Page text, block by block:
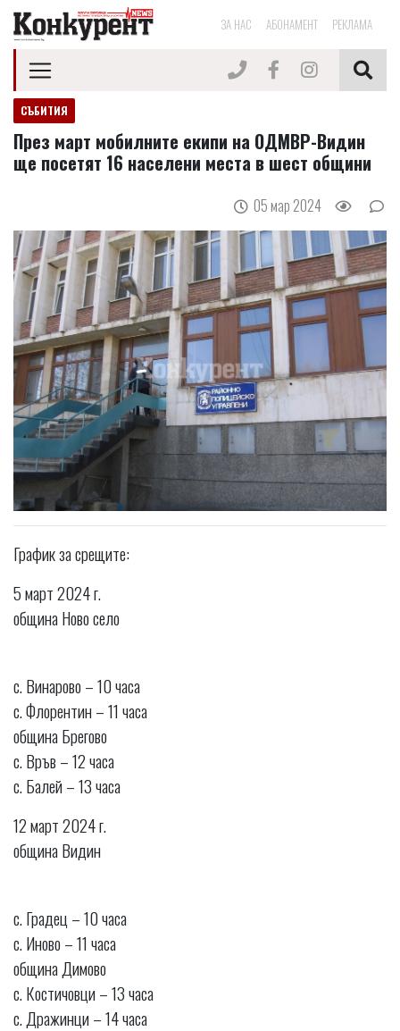
ЗА НАС АБОНАМЕНТ РЕКЛАМА
СЪБИТИЯ
През март мобилните екипи на ОДМВР-Видин
ще посетят 16 населени места в шест общини
05 мар 2024
График за срещите:
5 март 2024 г.
община Ново село
с. Винарово – 10 часа
с. Флорентин – 11 часа
община Брегово
с. Връв – 12 часа
с. Балей – 13 часа
12 март 2024 г.
община Видин
с. Градец – 10 часа
с. Иново – 11 часа
община Димово
с. Костичовци – 13 часа
с. Дражинци – 14 часа